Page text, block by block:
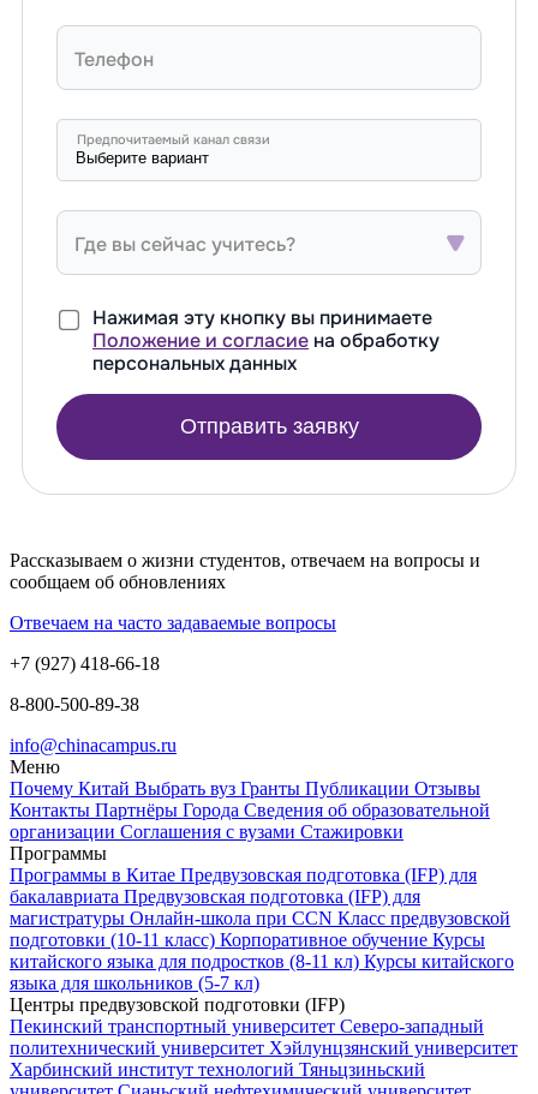
Телефон
Предпочитаемый канал связи
Где вы сейчас учитесь?
Нажимая эту кнопку вы принимаете
Положение и согласие на обработку
персональных данных
Отправить заявку
Рассказываем о жизни студентов, отвечаем на вопросы и
сообщаем об обновлениях
Отвечаем на часто задаваемые вопросы
+7 (927) 418-66-18
8-800-500-89-38
info@chinacampus.ru
Меню
Почему Китай Выбрать вуз Гранты Публикации Отзывы
Контакты Партнёры Города Сведения об образовательной
организации Соглашения с вузами Стажировки
Программы
Программы в Китае Предвузовская подготовка (IFP) для
бакалавриата Предвузовская подготовка (IFP) для
магистратуры Онлайн-школа при CCN Класс предвузовской
подготовки (10-11 класс) Корпоративное обучение Курсы
китайского языка для подростков (8-11 кл) Курсы китайского
языка для школьников (5-7 кл)
Центры предвузовской подготовки (IFP)
Пекинский транспортный университет Северо-западный
политехнический университет Хэйлунцзянский университет
Харбинский институт технологий Тяньцзиньский